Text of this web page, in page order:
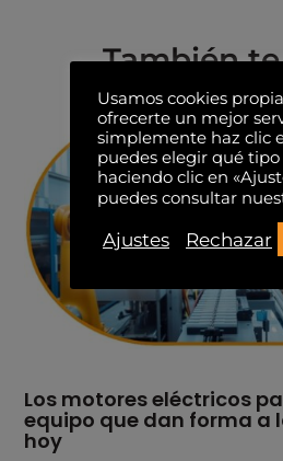
También
Los motores eléctricos
equipo que dan forma a
hoy
Usamos cookies
ofrecerte un mejor
simplemente haz clic
puedes elegir qué
haciendo clic en
puedes consultar
Ajustes
Rechazar